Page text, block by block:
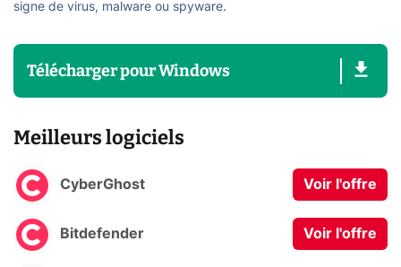
signe de virus, malware ou spyware.
TéléchargerpourWindows
Meilleurs logiciels
CyberGhost Voir l'offre
Bitdefender Voir l'offre